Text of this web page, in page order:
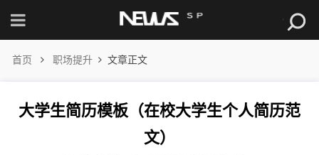
首页 职场提升 文章正文
大学生简历模板（在校大学生个人简历范
文）